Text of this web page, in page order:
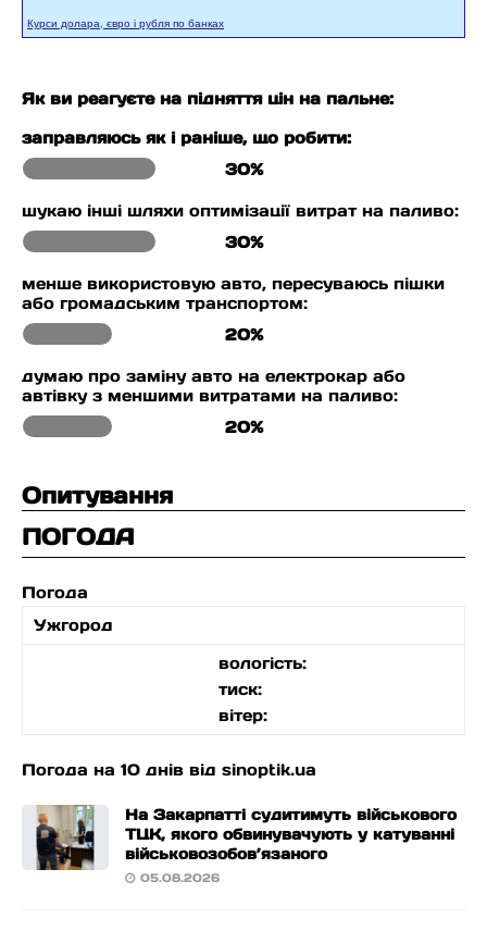
Курси долара, євро і рубля по банках
Як ви реагуєте на підняття цін на пальне:
заправляюсь як і раніше, що робити:
30%
шукаю інші шляхи оптимізації витрат на паливо:
30%
менше використовую авто, пересуваюсь пішки
або громадським транспортом:
20%
думаю про заміну авто на електрокар або
автівку з меншими витратами на паливо:
20%
Опитування
ПОГОДА
Погода
Ужгород
вологість:
тиск:
вітер:
Погода на 10 днів від sinoptik.ua
На Закарпатті судитимуть військового
ТЦК, якого обвинувачують у катуванні
військовозобов’язаного
05.08.2026